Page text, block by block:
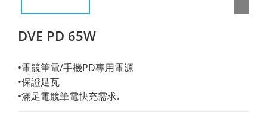
DVE PD 65W
•電競筆電/手機PD專用電源
•保證足瓦
•滿足電競筆電快充需求.